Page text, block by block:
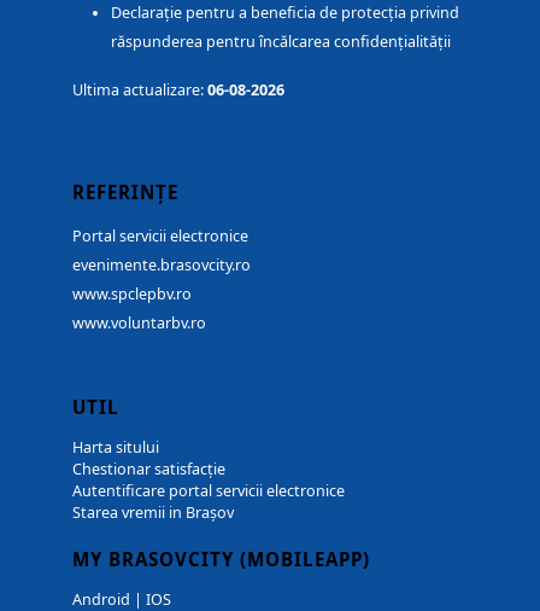
Declarație pentru a beneficia de protecția privind
răspunderea pentru încălcarea confidențialității
Ultima actualizare:06-08-2026
REFERINȚE
Portal servicii electronice
evenimente.brasovcity.ro
www.spclepbv.ro
www.voluntarbv.ro
UTIL
Harta sitului
Chestionar satisfacție
Autentificare portal servicii electronice
Starea vremii in Brașov
MY BRASOVCITY (MOBILEAPP)
Android | IOS